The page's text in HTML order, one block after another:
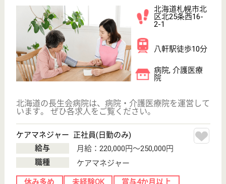
サイトマップ 利用規約
プライバシーポリシー 運営会社
採用ご担当者様へ お知らせ
看護師の求人・転職なら
『クリックジョブ看護』
介護職求人支援サービス『クリックジョブ介護』運営会社:
ライフワンズ株式会社 ( 厚生労働大臣許可 )13- ユ -303765
Copyright©LifeOnes Ltd. All Rights Reserved